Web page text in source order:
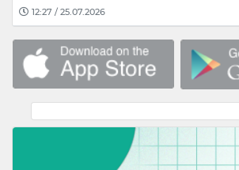
12:27 / 25.07.2026